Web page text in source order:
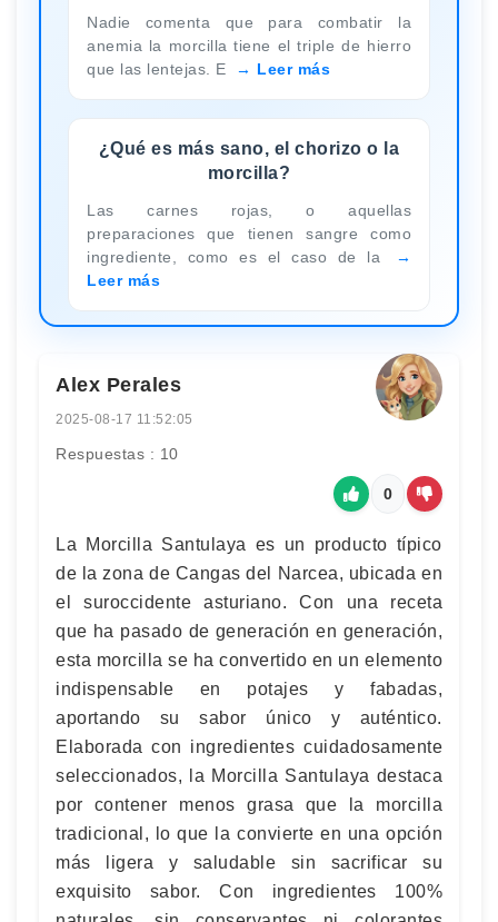
Nadie comenta que para combatir la
anemia la morcilla tiene el triple de hierro
que las lentejas. E
Leer más
¿Qué es más sano, el chorizo o la
morcilla?
Las carnes rojas, o aquellas
preparaciones que tienen sangre como
ingrediente, como es el caso de la
Leer más
Alex Perales
2025-08-17 11:52:05
Respuestas : 10
0
La Morcilla Santulaya es un producto típico
de la zona de Cangas del Narcea, ubicada en
el suroccidente asturiano. Con una receta
que ha pasado de generación en generación,
esta morcilla se ha convertido en un elemento
indispensable en potajes y fabadas,
aportando su sabor único y auténtico.
Elaborada con ingredientes cuidadosamente
seleccionados, la Morcilla Santulaya destaca
por contener menos grasa que la morcilla
tradicional, lo que la convierte en una opción
más ligera y saludable sin sacrificar su
exquisito sabor. Con ingredientes 100%